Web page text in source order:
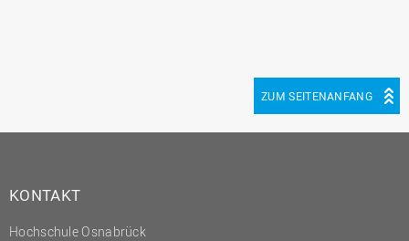
ZUM SEITENANFANG
KONTAKT
Hochschule Osnabrück